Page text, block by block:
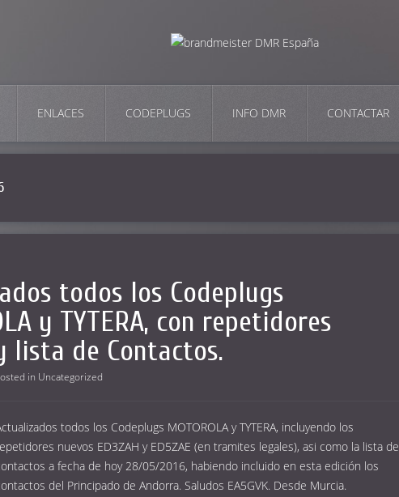
ENLACES CODEPLUGS INFO DMR CONTACTAR
todos los Codeplugs
y TYTERA, con repetidores
lista de Contactos.
in Uncategorized
todos los Codeplugs MOTOROLA y TYTERA, incluyendo los
nuevos ED3ZAH y ED5ZAE (en tramites legales), asi como la lista de
a fecha de hoy 28/05/2016, habiendo incluido en esta edición los
del Principado de Andorra. Saludos EA5GVK. Desde Murcia.